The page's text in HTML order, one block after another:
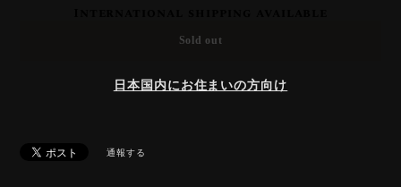
Sold out
日本国内にお住まいの方向け
通報する